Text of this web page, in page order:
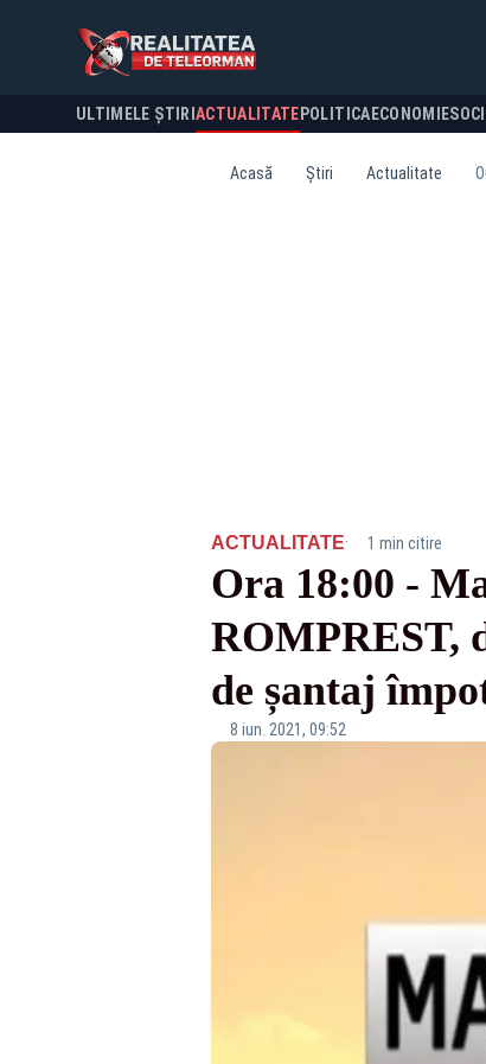
ULTIMELE ȘTIRI ACTUALITATE POLITICA ECONOMIE
Acasă Știri Actualitate
ACTUALITATE· 1 min citire
Ora 18:00 -
ROMPREST,
de șantaj
8 iun. 2021, 09:52